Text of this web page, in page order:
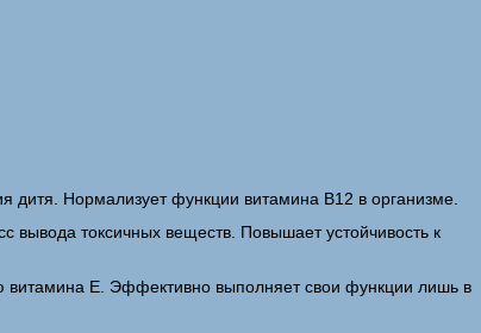
Нормализует функции витамина B12 в организме.
вывода токсичных веществ. Повышает устойчивость к
витамина E. Эффективно выполняет свои функции лишь в